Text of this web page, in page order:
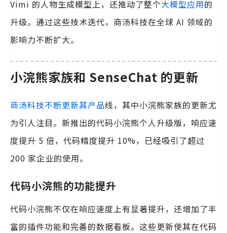
Vimi 的人物生成模型上，还推动了整个大模型应用的
升级。通过这些技术迭代，商汤科技在全球 AI 领域的
影响力不断扩大。
小浣熊家族和 SenseChat 的更新
商汤科技不断更新其产品线，其中小浣熊家族的更新尤
为引人注目。新推出的代码小浣熊个人升级版，响应速
度提升 5 倍，代码精度提升 10%，已经吸引了超过
200 家企业的使用。
代码小浣熊的功能提升
代码小浣熊不仅在响应速度上有显著提升，还增加了丰
富的插件功能和完善的数据看板。这些更新使其在代码